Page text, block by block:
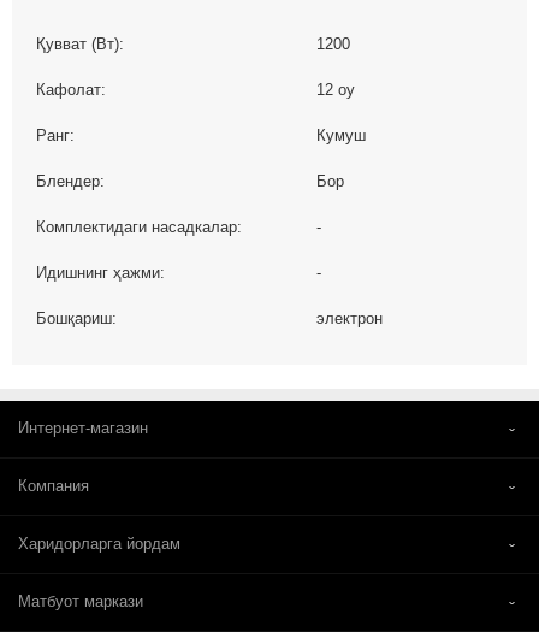
Қувват (Вт): 1200
Кафолат: 12 oy
Ранг: Кумуш
Блендер: Бор
Комплектидаги насадкалар: -
Идишнинг ҳажми: -
Бошқариш: электрон
Интернет-магазин
Компания
Харидорларга йордам
Матбуот маркази